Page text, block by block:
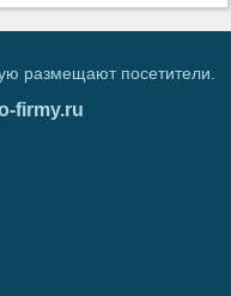
размещают посетители.
firmy.ru